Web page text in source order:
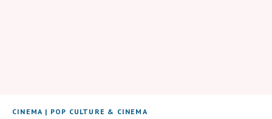
CINEMA | POP CULTURE & CINEMA